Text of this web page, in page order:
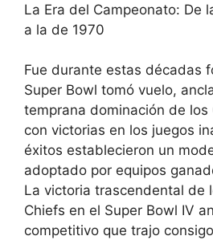
La Era del Campeonato: De
a la de 1970
Fue durante estas décadas
Super Bowl tomó vuelo,
temprana dominación de los
con victorias en los juegos
éxitos establecieron un
adoptado por equipos
La victoria trascendental de
Chiefs en el Super Bowl IV
competitivo que trajo